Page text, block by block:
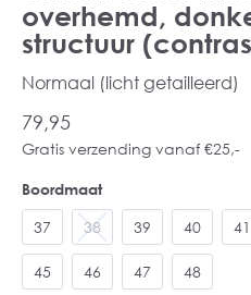
overhemd,
structuur
Normaal (licht getailleerd)
79,95
Gratis verzending vanaf €25,-
Boordmaat
37 38 39 40 41
45 46 47 48